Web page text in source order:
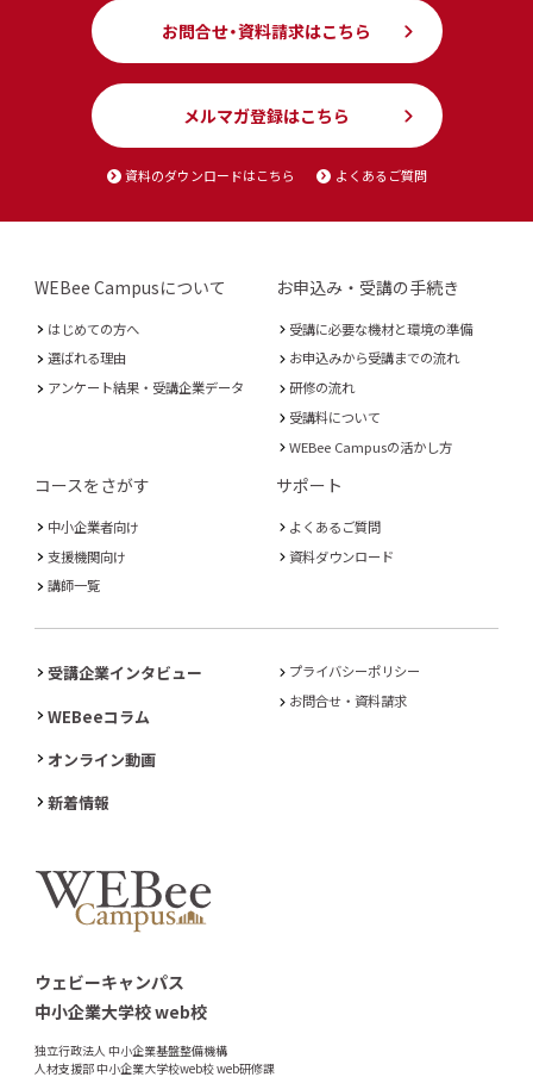
お問合せ・資料請求はこちら
メルマガ登録はこちら
資料のダウンロードはこちら よくあるご質問
WEBee Campusについて
はじめての方へ
選ばれる理由
アンケート結果・受講企業データ
お申込み・受講の手続き
受講に必要な機材と環境の準備
お申込みから受講までの流れ
研修の流れ
受講料について
WEBee Campusの活かし方
コースをさがす
中小企業者向け
支援機関向け
講師一覧
サポート
よくあるご質問
資料ダウンロード
受講企業インタビュー
WEBeeコラム
オンライン動画
新着情報
プライバシーポリシー
お問合せ・資料請求
ウェビーキャンパス
中小企業大学校 web校
独立行政法人 中小企業基盤整備機構
人材支援部 中小企業大学校web校 web研修課